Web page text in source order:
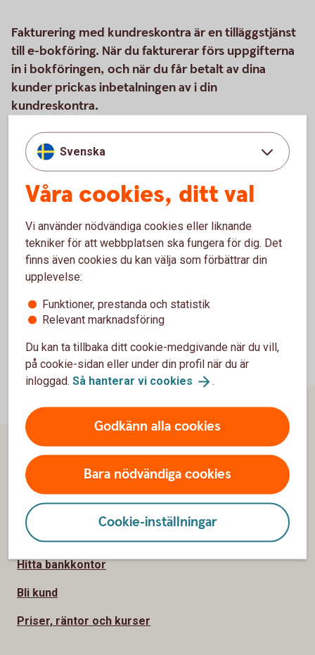
Fakturering med kundreskontra är en tilläggstjänst
till e-bokföring. När du fakturerar förs uppgifterna
in i bokföringen, och när du får betalt av dina
kunder prickas inbetalningen av i din
kundreskontra.
Så här fungerar tjänsten
Support
Svenska
Våra cookies, ditt val
Vi använder nödvändiga cookies eller liknande
tekniker för att webbplatsen ska fungera för dig. Det
finns även cookies du kan välja som förbättrar din
upplevelse:
Funktioner, prestanda och statistik
Relevant marknadsföring
Du kan ta tillbaka ditt cookie-medgivande när du vill,
på cookie-sidan eller under din profil när du är
inloggad. Så hanterar vi cookies .
Godkänn alla cookies
Bara nödvändiga cookies
Cookie-inställningar
Sidfot
Hitta snabbt
Kundservice
Spärrhjälp
Hitta bankkontor
Bli kund
Priser, räntor och kurser